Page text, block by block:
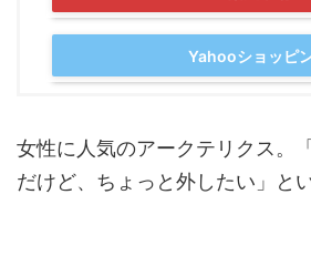
Yahooショッピ
女性に人気のアークテリクス。
だけど、ちょっと外したい」と